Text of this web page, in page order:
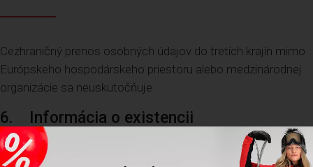
Cezhraničný prenos osobných údajov do tretích krajín mimo
Európskeho hospodárskeho priestoru alebo medzinárodnej
organizácie sa neuskutočňuje.
6. Informácia o existencii
automatizovaného rozhodovania
(profilovanie)